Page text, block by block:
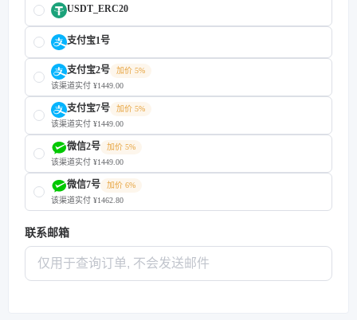
USDT_ERC20
支付宝1号
支付宝2号
加价 5%
该渠道实付 ¥1449.00
支付宝7号
加价 5%
该渠道实付 ¥1449.00
微信2号
加价 5%
该渠道实付 ¥1449.00
微信7号
加价 6%
该渠道实付 ¥1462.80
联系邮箱